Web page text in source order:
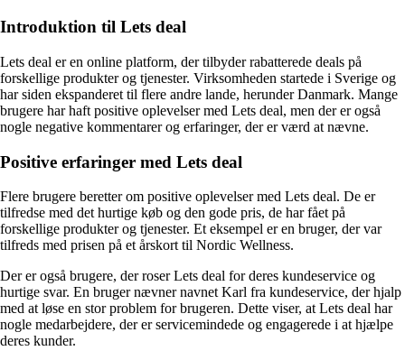
Introduktion til Lets deal
Lets deal er en online platform, der tilbyder rabatterede deals på
forskellige produkter og tjenester. Virksomheden startede i Sverige og
har siden ekspanderet til flere andre lande, herunder Danmark. Mange
brugere har haft positive oplevelser med Lets deal, men der er også
nogle negative kommentarer og erfaringer, der er værd at nævne.
Positive erfaringer med Lets deal
Flere brugere beretter om positive oplevelser med Lets deal. De er
tilfredse med det hurtige køb og den gode pris, de har fået på
forskellige produkter og tjenester. Et eksempel er en bruger, der var
tilfreds med prisen på et årskort til Nordic Wellness.
Der er også brugere, der roser Lets deal for deres kundeservice og
hurtige svar. En bruger nævner navnet Karl fra kundeservice, der hjalp
med at løse en stor problem for brugeren. Dette viser, at Lets deal har
nogle medarbejdere, der er servicemindede og engagerede i at hjælpe
deres kunder.